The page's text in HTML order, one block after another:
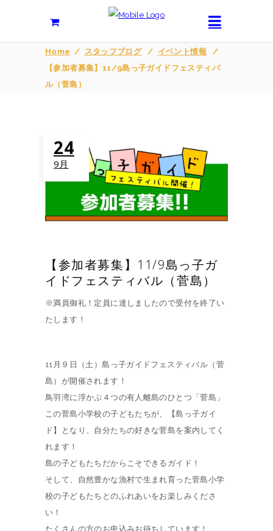
Home / スタッフブログ / イベント情報
/
【参加者募集】11/9島っ子ガイドフェスティバ
ル（菅島）
24
9月
【参加者募集】11/9島っ子ガ
イドフェスティバル（菅島）
※満員御礼！定員に達しましたので受付を終了い
たします！
11月９日（土）島っ子ガイドフェスティバル（菅
島）が開催されます！
鳥羽湾に浮かぶ４つの有人離島のひとつ「菅島」
この菅島小学校の子どもたちが、【島っ子ガイ
ド】となり、自分たちの好きな菅島を案内してく
れます！
島の子どもたちだからこそできるガイド！
そして、自然豊かな漁村で生まれ育った菅島小学
校の子どもたちとのふれあいをお楽しみくださ
い！
たくさんの方のお申込みお待ちしています！